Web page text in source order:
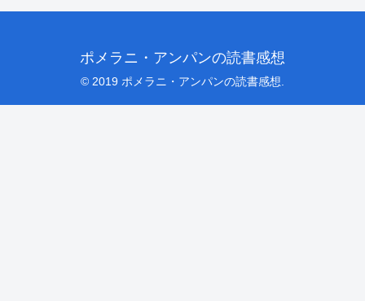
ポメラニ・アンパンの読書感想
© 2019 ポメラニ・アンパンの読書感想.